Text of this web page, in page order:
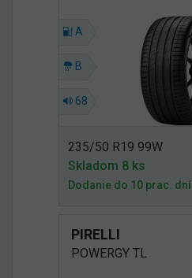
A
B
68
235/50 R19 99W
Skladom 8 ks
Dodanie do 10 prac. dní
PIRELLI
POWERGY TL